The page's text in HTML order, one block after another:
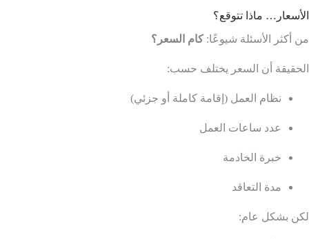
الأسعار… ماذا تتوقع؟
من أكثر الأسئلة شيوعًا:كام السعر؟
الحقيقة أن السعر يختلف حسب:
نظام العمل (إقامة كاملة أو جزئي)
عدد ساعات العمل
خبرة الخادمة
مدة التعاقد
لكن بشكل عام: